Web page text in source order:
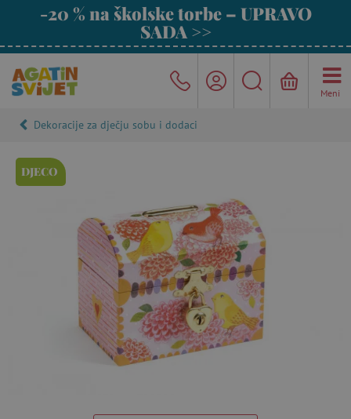
-20 % na školske torbe – UPRAVO
SADA >>
Meni
Dekoracije za dječju sobu i dodaci
DJECO